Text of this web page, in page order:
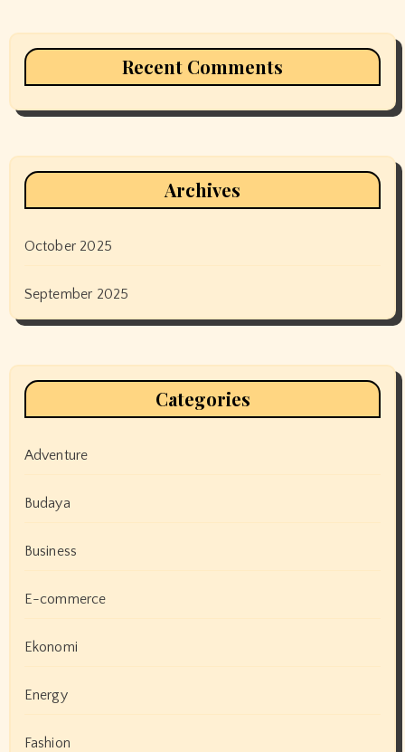
Recent Comments
Archives
October 2025
September 2025
Categories
Adventure
Budaya
Business
E-commerce
Ekonomi
Energy
Fashion